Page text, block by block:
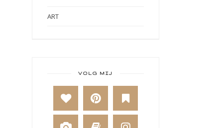
ART
BAKKEN
BEESTENBOEL
VOLG MIJ